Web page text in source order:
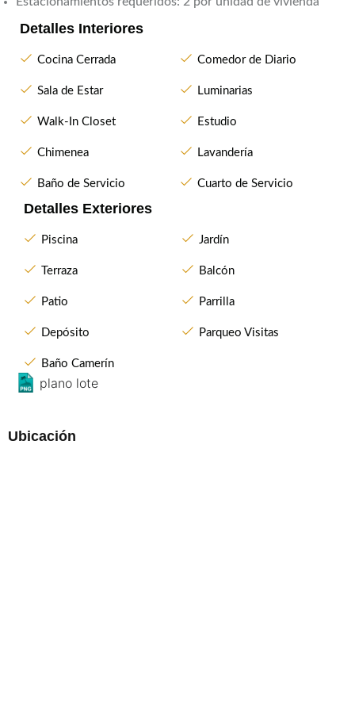
Detalles Interiores
Cocina Cerrada Comedor de Diario
Sala de Estar Luminarias
Walk-In Closet Estudio
Chimenea Lavandería
Baño de Servicio Cuarto de Servicio
Detalles Exteriores
Piscina Jardín
Terraza Balcón
Patio Parrilla
Depósito Parqueo Visitas
Baño Camerín
plano lote
Ubicación